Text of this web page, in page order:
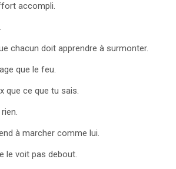
accompli.
chacun doit apprendre à surmonter.
que le feu.
que ce que tu sais.
à marcher comme lui.
le voit pas debout.